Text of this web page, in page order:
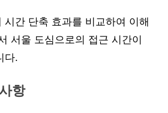
시간 단축 효과를 비교하여 이해
서울 도심으로의 접근 시간이
다.
항